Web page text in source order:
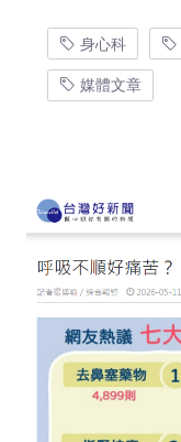
身心科
媒體文章